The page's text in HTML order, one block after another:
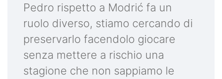
Pedro rispetto a Modrić fa un
ruolo diverso, stiamo cercando di
preservarlo facendolo giocare
senza mettere a rischio una
stagione che non sappiamo le